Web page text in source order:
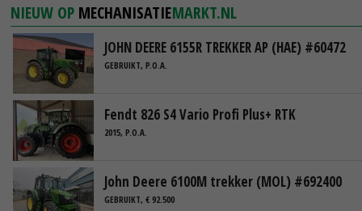
NIEUW OP MECHANISATIEMARKT.NL
JOHN DEERE 6155R TREKKER AP (HAE) #60472
GEBRUIKT, P.O.A.
Fendt 826 S4 Vario Profi Plus+ RTK
2015, P.O.A.
John Deere 6100M trekker (MOL) #692400
GEBRUIKT, € 92.500